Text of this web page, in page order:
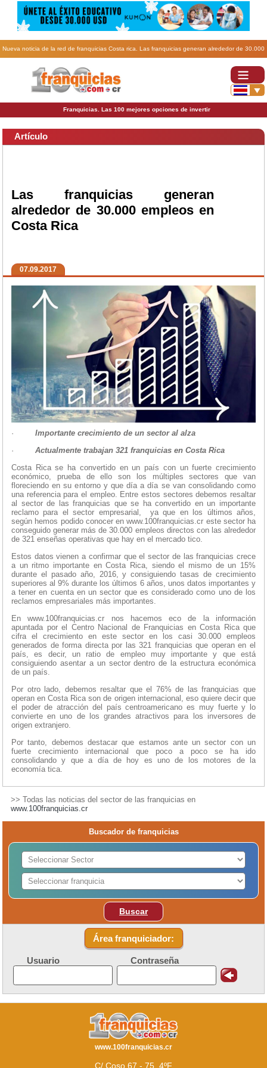
Nueva noticia de la red de franquicias Costa rica. Las franquicias generan alrededor de 30.000
Franquicias. Las 100 mejores opciones de invertir
Artículo
Las franquicias generan
alrededor de 30.000 empleos en
Costa Rica
07.09.2017
· Importante crecimiento de un sector al alza
· Actualmente trabajan 321 franquicias en Costa Rica
Costa Rica se ha convertido en un país con un fuerte crecimiento
económico, prueba de ello son los múltiples sectores que van
floreciendo en su entorno y que día a día se van consolidando como
una referencia para el empleo. Entre estos sectores debemos resaltar
al sector de las franquicias que se ha convertido en un importante
reclamo para el sector empresarial, ya que en los últimos años,
según hemos podido conocer en www.100franquicias.cr este sector ha
conseguido generar más de 30.000 empleos directos con las alrededor
de 321 enseñas operativas que hay en el mercado tico.
Estos datos vienen a confirmar que el sector de las franquicias crece
a un ritmo importante en Costa Rica, siendo el mismo de un 15%
durante el pasado año, 2016, y consiguiendo tasas de crecimiento
superiores al 9% durante los últimos 6 años, unos datos importantes y
a tener en cuenta en un sector que es considerado como uno de los
reclamos empresariales más importantes.
En www.100franquicias.cr nos hacemos eco de la información
apuntada por el Centro Nacional de Franquicias en Costa Rica que
cifra el crecimiento en este sector en los casi 30.000 empleos
generados de forma directa por las 321 franquicias que operan en el
país, es decir, un ratio de empleo muy importante y que está
consiguiendo asentar a un sector dentro de la estructura económica
de un país.
Por otro lado, debemos resaltar que el 76% de las franquicias que
operan en Costa Rica son de origen internacional, eso quiere decir que
el poder de atracción del país centroamericano es muy fuerte y lo
convierte en uno de los grandes atractivos para los inversores de
origen extranjero.
Por tanto, debemos destacar que estamos ante un sector con un
fuerte crecimiento internacional que poco a poco se ha ido
consolidando y que a día de hoy es uno de los motores de la
economía tica.
>> Todas las noticias del sector de las franquicias en
www.100franquicias.cr
Buscador de franquicias
Buscar
Área franquiciador:
Usuario Contraseña
www.100franquicias.cr
C/ Coso 67 - 75, 4ºF